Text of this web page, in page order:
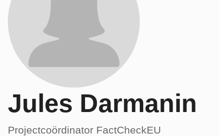
Jules Darmanin
Projectcoördinator FactCheckEU